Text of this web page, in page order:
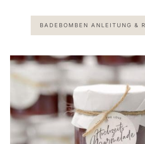
BADEBOMBEN ANLEITUNG &